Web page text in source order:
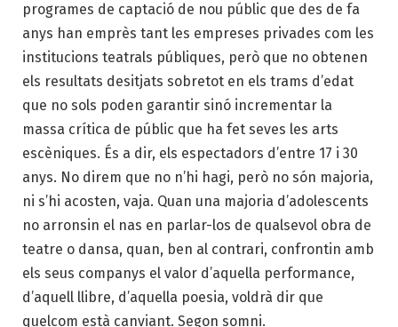
programes de captació de nou públic que des de fa
anys han emprès tant les empreses privades com les
institucions teatrals públiques, però que no obtenen
els resultats desitjats sobretot en els trams d’edat
que no sols poden garantir sinó incrementar la
massa crítica de públic que ha fet seves les arts
escèniques. És a dir, els espectadors d’entre 17 i 30
anys. No direm que no n’hi hagi, però no són majoria,
ni s’hi acosten, vaja. Quan una majoria d’adolescents
no arronsin el nas en parlar-los de qualsevol obra de
teatre o dansa, quan, ben al contrari, confrontin amb
els seus companys el valor d’aquella performance,
d’aquell llibre, d’aquella poesia, voldrà dir que
quelcom està canviant. Segon somni.